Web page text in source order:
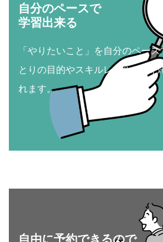
自分のペースで
学習出来る
「やりたいこと」を自分のペー
とりの目的やスキルレベルに合
れます。
自由に予約できるので